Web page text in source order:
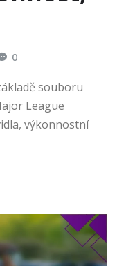
0
souboru
League
výkonnostní